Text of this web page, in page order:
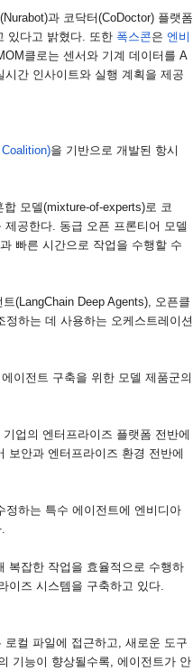
(Nurabot)과 코닥터(CoDoctor) 플랫폼
있다고 밝혔다. 또한 폭스콘은 엔비
클로는 센서와 기계 데이터를 A
간 인사이트와 실행 계획을 제공
을 기반으로 개발된 항시
합 모델(mixture-of-experts)로 코
제공한다. 동급 오픈 프론티어 모델
빠른 시간으로 작업을 수행할 수
트(LangChain Deep Agents), 오픈클
정하는 데 사용하는 오케스트레이션
이전트 구축을 위한 모델 제품군의
업의 엔터프라이즈 플랫폼 전반에
보안과 엔터프라이즈 환경 전반에
정하는 특수 에이전트에 엔비디아
.
복잡한 작업을 효율적으로 수행하
이즈 시스템을 구축하고 있다.
컬 파일에 접근하고, 새로운 도구
기능이 향상될수록, 에이전트가 안